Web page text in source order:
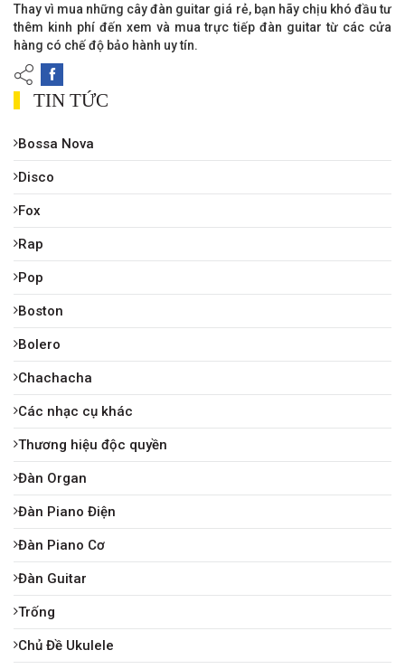
Thay vì mua những cây đàn guitar giá rẻ, bạn hãy chịu khó đầu tư
thêm kinh phí đến xem và mua trực tiếp đàn guitar từ các cửa
hàng có chế độ bảo hành uy tín.
TIN TỨC
Bossa Nova
Disco
Fox
Rap
Pop
Boston
Bolero
Chachacha
Các nhạc cụ khác
Thương hiệu độc quyền
Đàn Organ
Đàn Piano Điện
Đàn Piano Cơ
Đàn Guitar
Trống
Chủ Đề Ukulele